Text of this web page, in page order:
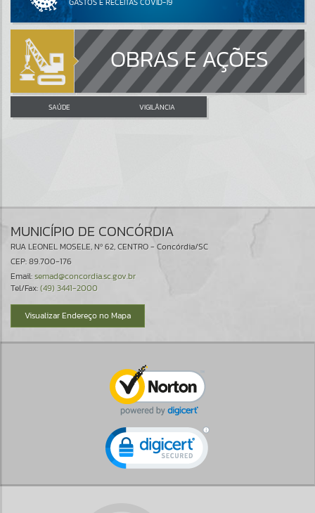
OBRAS E AÇÕES
SAÚDE VIGILÂNCIA
MUNICÍPIO DE CONCÓRDIA
RUA LEONEL MOSELE, Nº 62, CENTRO - Concórdia/SC
CEP: 89.700-176
Email:semad@concordia.sc.gov.br
Tel/Fax:(49) 3441-2000
Visualizar Endereço no Mapa